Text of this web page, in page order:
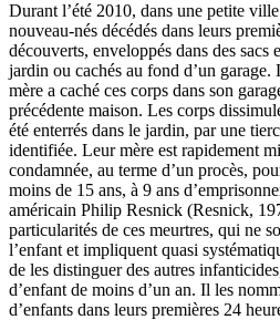
Durant l’été 2010, dans une petite
nouveau-nés décédés dans leurs
découverts, enveloppés dans des sacs
jardin ou cachés au fond d’un garage.
mère a caché ces corps dans son
précédente maison. Les corps
été enterrés dans le jardin, par une
identifiée. Leur mère est rapidement
condamnée, au terme d’un procès,
moins de 15 ans, à 9 ans
américain Philip Resnick (Resnick,
particularités de ces meurtres, qui ne
l’enfant et impliquent quasi
de les distinguer des autres
d’enfant de moins d’un an. Il les
d’enfants dans leurs premières 24